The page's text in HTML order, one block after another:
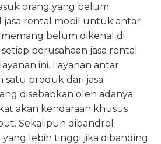
orang yang belum
jasa rental mobil untuk antar
belum dikenal di
perusahaan jasa rental
ini. Layanan antar
satu produk dari jasa
disebabkan oleh adanya
akan kendaraan khusus
Sekalipun dibandrol
lebih tinggi jika dibanding